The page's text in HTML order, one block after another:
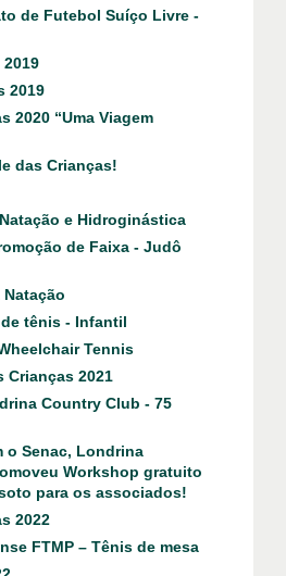
de Futebol Suíço Livre -
2019
2020 “Uma Viagem
das Crianças!
e Hidroginástica
de Faixa - Judô
tênis - Infantil
Tennis
Crianças 2021
Country Club - 75
o Senac, Londrina
Workshop gratuito
para os associados!
2022
FTMP – Tênis de mesa